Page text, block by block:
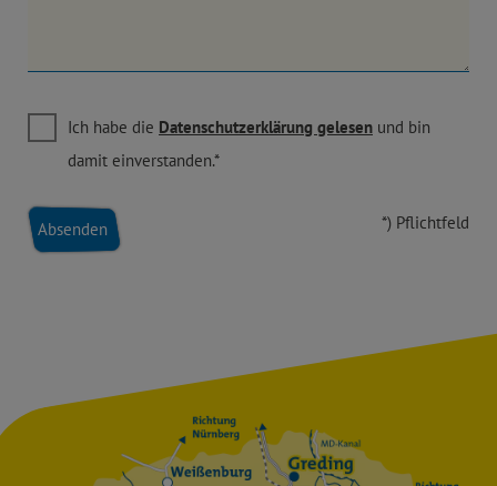
Ich habe die Datenschutzerklärung gelesen und bin
damit einverstanden.*
Absenden *) Pflichtfeld